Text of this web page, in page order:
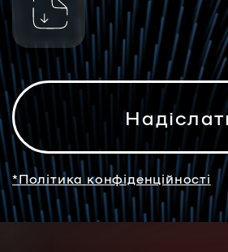
*Політика конфіденційності